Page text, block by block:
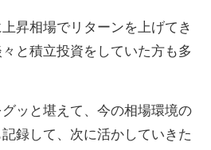
昇相場でリターンを上げてき
と積立投資をしていた方も多
ッと堪えて、今の相場環境の
録して、次に活かしていきた